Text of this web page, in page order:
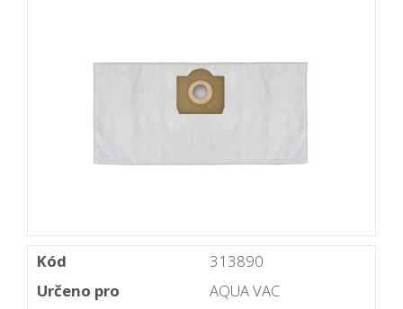
Kód
313890
Určeno pro
AQUA VAC